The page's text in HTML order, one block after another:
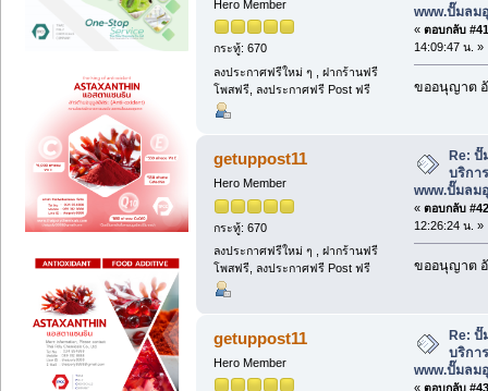
Hero Member
กระทู้: 670
ลงประกาศฟรีใหม่ ๆ , ฝากร้านฟรี
โพสฟรี, ลงประกาศฟรี Post ฟรี
www.ปั๊มลม
« ตอบกลับ
14:09:47 น. »
ขออนุญาต
getuppost11
Hero Member
กระทู้: 670
ลงประกาศฟรีใหม่ ๆ , ฝากร้านฟรี
โพสฟรี, ลงประกาศฟรี Post ฟรี
Re:
บริกา
www.ปั๊มลม
« ตอบกลับ
12:26:24 น. »
ขออนุญาต
getuppost11
Hero Member
Re: ปั๊
บริกา
www.ปั๊มลม
« ตอบกลับ